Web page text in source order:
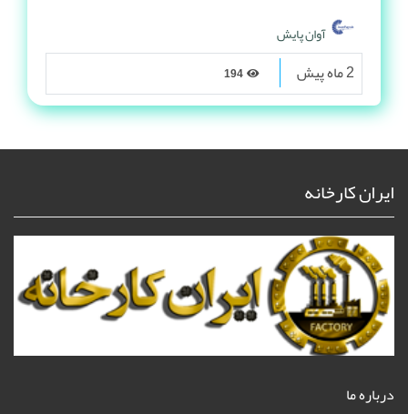
آوان پایش
2 ماه پیش
ایران کارخانه
درباره ما